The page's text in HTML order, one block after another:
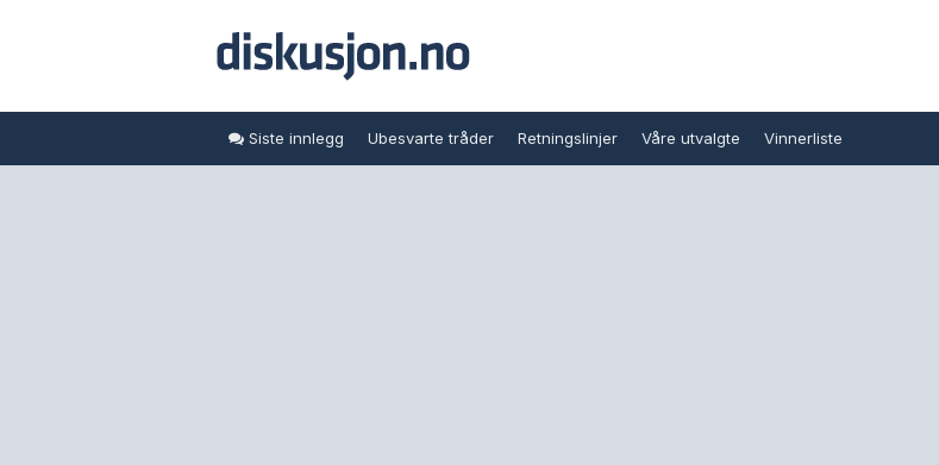
Siste innlegg Ubesvarte tråder Retningslinjer Våre utvalgte Vinnerliste